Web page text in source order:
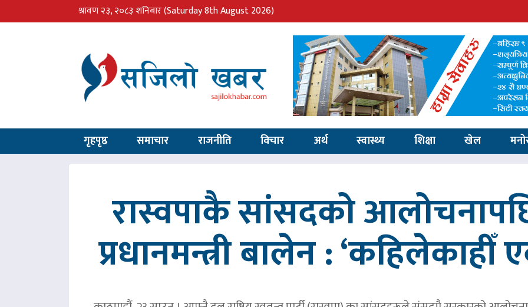
श्रावण २३, २०८३ शनिबार(Saturday 8th August 2026)
गृहपृष्ठ समाचार राजनीति विचार अर्थ स्वास्थ्य शिक्षा खेल
रास्वपाकै सांसदको
प्रधानमन्त्री बालेन : ‘कहिलेकाहीँ